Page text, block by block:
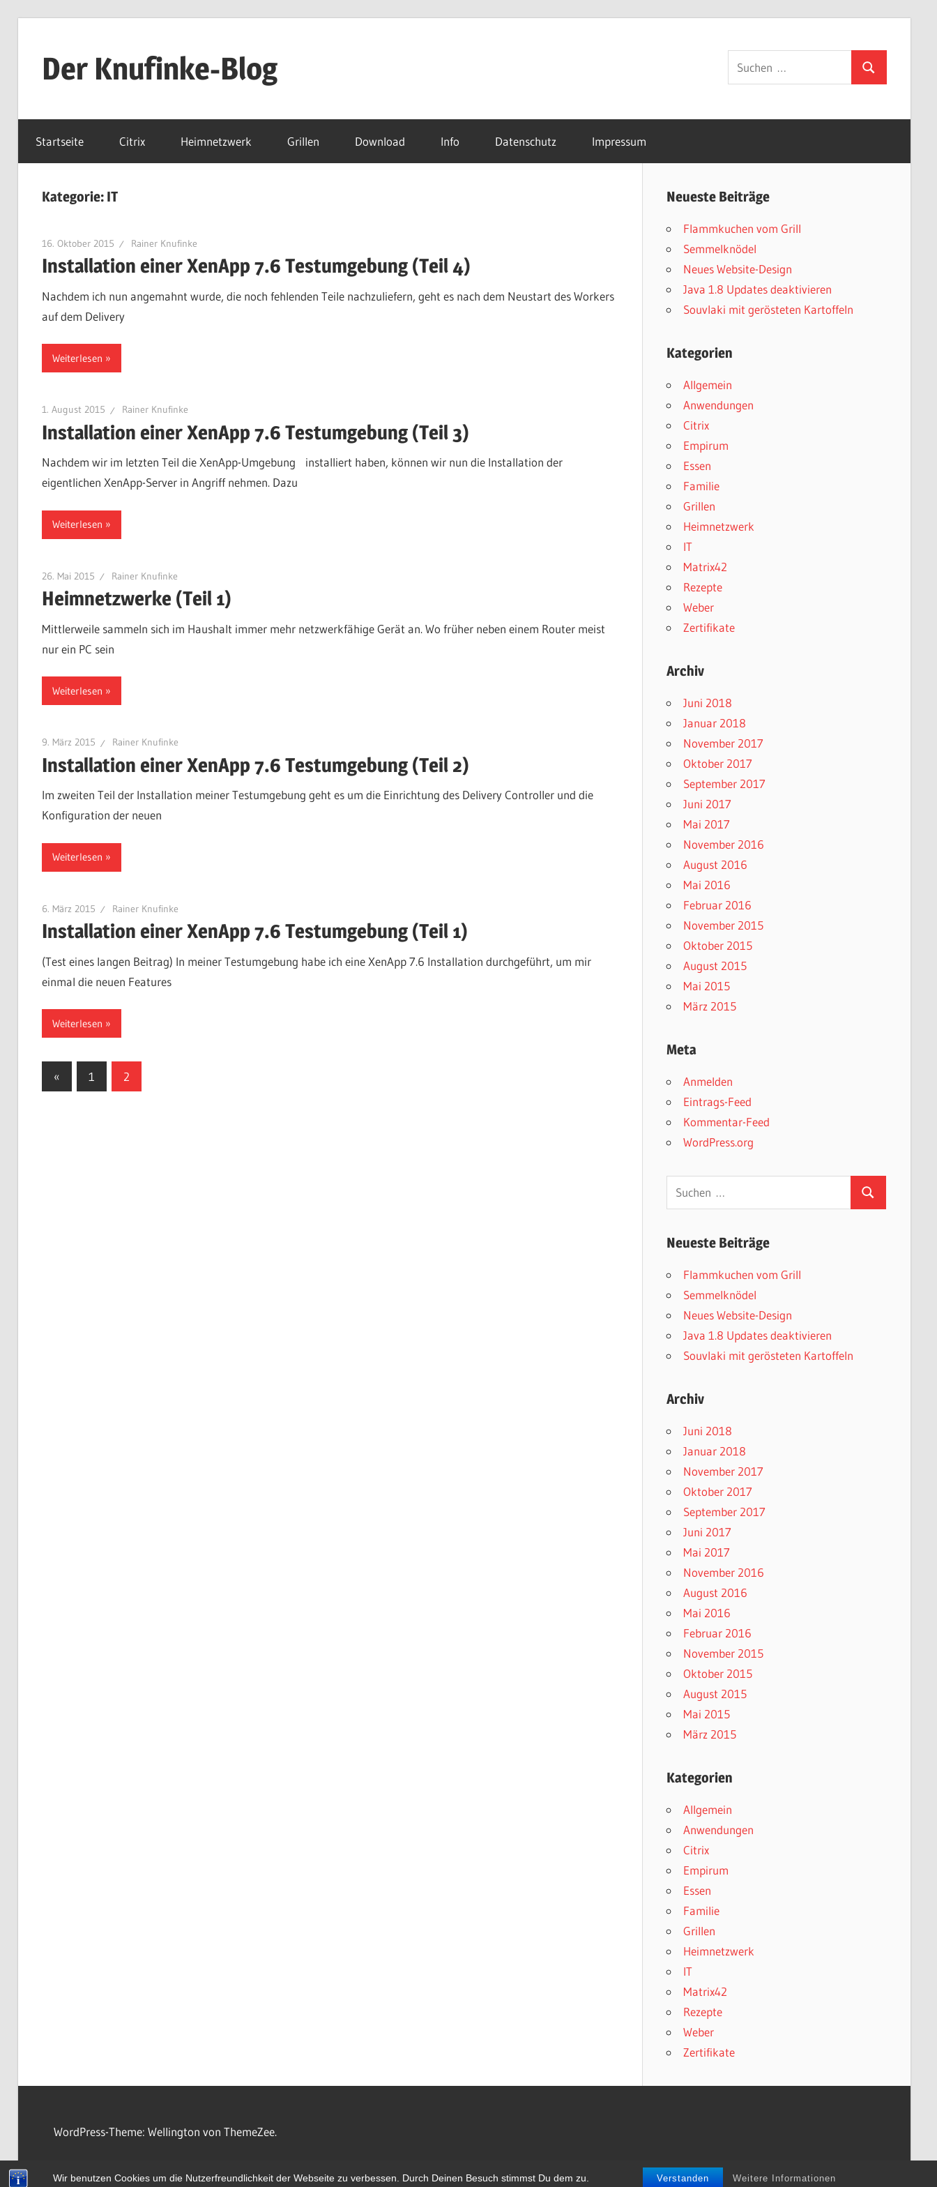
Wir benutzen Cookies um die Nutzerfreundlichkeit der Webseite zu verbessen. Durch Deinen Besuch stimmst Du dem zu. Verstanden Weitere Informationen
springenDer Knufinke-Blog
und
Das
und
Suchen
nach:
Suchen
Startseite Citrix Heimnetzwerk Grillen Download Info Datenschutz Impressum
Kategorie: IT
16. Oktober 2015 Rainer Knufinke
Installation einer XenApp 7.6 Testumgebung (Teil 4)
Nachdem ich nun angemahnt wurde, die noch fehlenden Teile nachzuliefern, geht es nach dem Neustart des Workers
auf dem Delivery
Weiterlesen
1. August 2015 Rainer Knufinke
Installation einer XenApp 7.6 Testumgebung (Teil 3)
Nachdem wir im letzten Teil die XenApp-Umgebung installiert haben, können wir nun die Installation der
eigentlichen XenApp-Server in Angriff nehmen. Dazu
Weiterlesen
26. Mai 2015 Rainer Knufinke
Heimnetzwerke (Teil 1)
Mittlerweile sammeln sich im Haushalt immer mehr netzwerkfähige Gerät an. Wo früher neben einem Router meist
nur ein PC sein
Weiterlesen
9. März 2015 Rainer Knufinke
Installation einer XenApp 7.6 Testumgebung (Teil 2)
Im zweiten Teil der Installation meiner Testumgebung geht es um die Einrichtung des Delivery Controller und die
Konfiguration der neuen
Weiterlesen
6. März 2015 Rainer Knufinke
Installation einer XenApp 7.6 Testumgebung (Teil 1)
(Test eines langen Beitrag) In meiner Testumgebung habe ich eine XenApp 7.6 Installation durchgeführt, um mir
einmal die neuen Features
Weiterlesen
Seitennummerierung
«Vorherige
Beiträge
1 2
Neueste Beiträge
Flammkuchen vom Grill
Semmelknödel
Neues Website-Design
Java 1.8 Updates deaktivieren
Souvlaki mit gerösteten Kartoffeln
Kategorien
Allgemein
Anwendungen
Citrix
Empirum
Essen
Familie
Grillen
Heimnetzwerk
IT
Matrix42
Rezepte
Weber
Zertifikate
Archiv
Juni 2018
Januar 2018
November 2017
Oktober 2017
September 2017
Juni 2017
Mai 2017
November 2016
August 2016
Mai 2016
Februar 2016
November 2015
Oktober 2015
August 2015
Mai 2015
März 2015
Meta
Anmelden
Eintrags-Feed
Kommentar-Feed
WordPress.org
Suchen
nach:
Suchen
Neueste Beiträge
Flammkuchen vom Grill
Semmelknödel
Neues Website-Design
Java 1.8 Updates deaktivieren
Souvlaki mit gerösteten Kartoffeln
Archiv
Juni 2018
Januar 2018
November 2017
Oktober 2017
September 2017
Juni 2017
Mai 2017
November 2016
August 2016
Mai 2016
Februar 2016
November 2015
Oktober 2015
August 2015
Mai 2015
März 2015
Kategorien
Allgemein
Anwendungen
Citrix
Empirum
Essen
Familie
Grillen
Heimnetzwerk
IT
Matrix42
Rezepte
Weber
Zertifikate
WordPress-Theme: Wellington von ThemeZee.